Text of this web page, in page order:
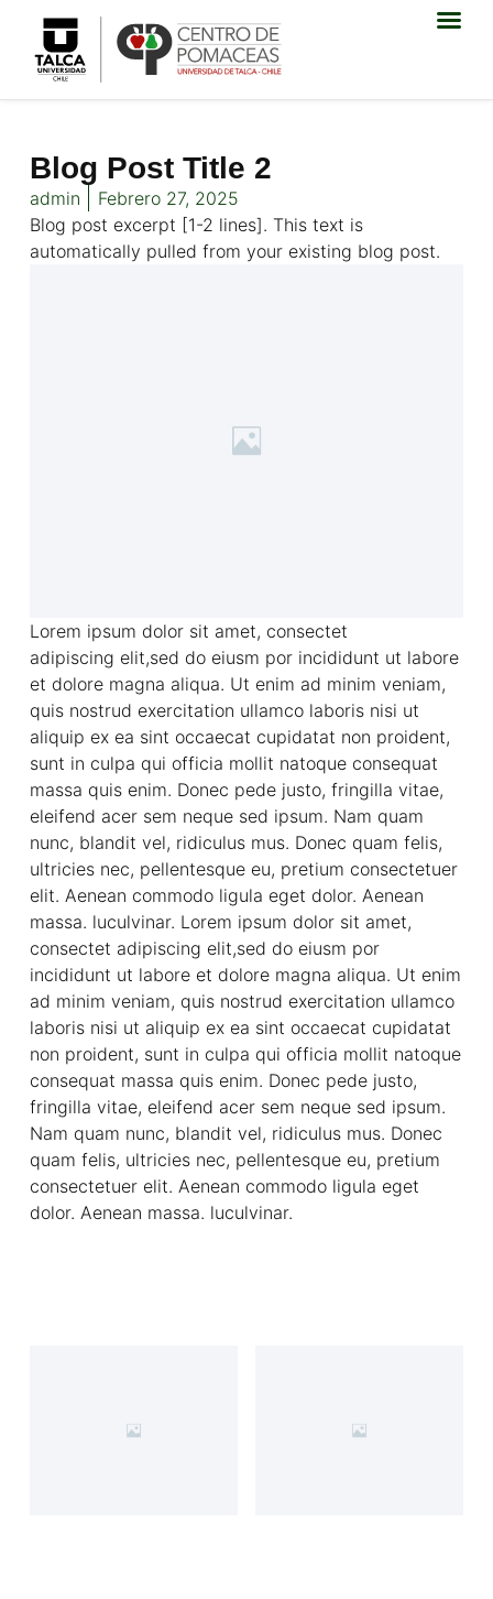
Blog Post Title 2
admin
Febrero 27, 2025
Blog post excerpt [1-2 lines]. This text is
automatically pulled from your existing blog post.
Lorem ipsum dolor sit amet, consectet
adipiscing elit,sed do eiusm por incididunt ut labore
et dolore magna aliqua. Ut enim ad minim veniam,
quis nostrud exercitation ullamco laboris nisi ut
aliquip ex ea sint occaecat cupidatat non proident,
sunt in culpa qui officia mollit natoque consequat
massa quis enim. Donec pede justo, fringilla vitae,
eleifend acer sem neque sed ipsum. Nam quam
nunc, blandit vel, ridiculus mus. Donec quam felis,
ultricies nec, pellentesque eu, pretium consectetuer
elit. Aenean commodo ligula eget dolor. Aenean
massa. luculvinar. Lorem ipsum dolor sit amet,
consectet adipiscing elit,sed do eiusm por
incididunt ut labore et dolore magna aliqua. Ut enim
ad minim veniam, quis nostrud exercitation ullamco
laboris nisi ut aliquip ex ea sint occaecat cupidatat
non proident, sunt in culpa qui officia mollit natoque
consequat massa quis enim. Donec pede justo,
fringilla vitae, eleifend acer sem neque sed ipsum.
Nam quam nunc, blandit vel, ridiculus mus. Donec
quam felis, ultricies nec, pellentesque eu, pretium
consectetuer elit. Aenean commodo ligula eget
dolor. Aenean massa. luculvinar.